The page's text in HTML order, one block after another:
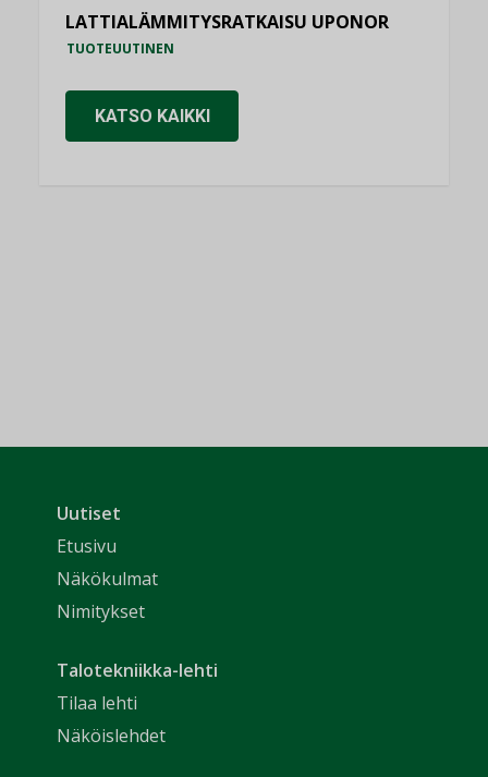
LATTIALÄMMITYSRATKAISU UPONOR
TUOTEUUTINEN
KATSO KAIKKI
Uutiset
Etusivu
Näkökulmat
Nimitykset
Talotekniikka-lehti
Tilaa lehti
Näköislehdet